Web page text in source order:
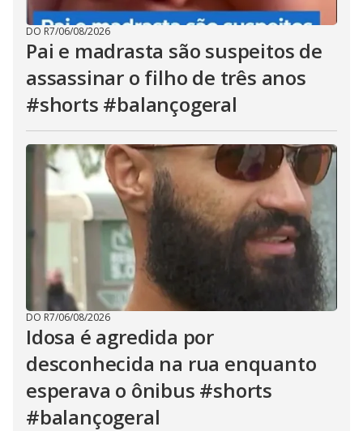
DO R7/06/08/2026
Pai e madrasta são suspeitos de
assassinar o filho de três anos
#shorts #balançogeral
DO R7/06/08/2026
Idosa é agredida por
desconhecida na rua enquanto
esperava o ônibus #shorts
#balançogeral